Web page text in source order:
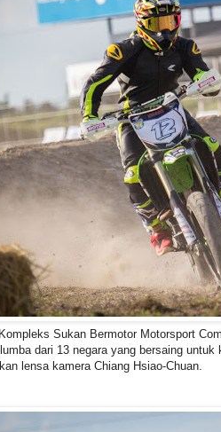
Sukan Bermotor Motorsport
dari 13 negara yang bersaing
lensa kamera Chiang Hsiao-Chuan.